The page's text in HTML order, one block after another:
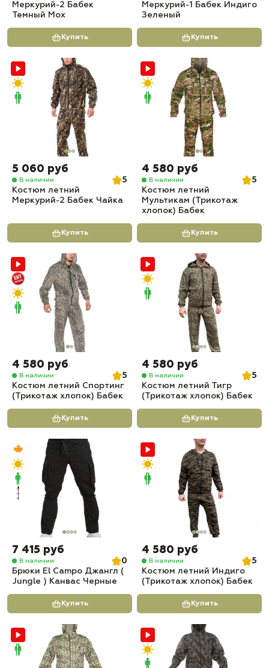
Меркурий-2 Бабек
Темный Мох
Купить
Меркурий-1 Бабек Индиго
Зеленый
Купить
5 060 руб
В наличии
5
Костюм летний
Меркурий-2 Бабек Чайка
Купить
4 580 руб
В наличии
5
Костюм летний
Мультикам (Трикотаж
хлопок) Бабек
Купить
4 580 руб
В наличии
5
Костюм летний Спортинг
(Трикотаж хлопок) Бабек
Купить
4 580 руб
В наличии
5
Костюм летний Тигр
(Трикотаж хлопок) Бабек
Купить
7 415 руб
В наличии
0
Брюки El Campo Джангл (
Jungle ) Канвас Черные
Купить
4 580 руб
В наличии
5
Костюм летний Индиго
(Трикотаж хлопок) Бабек
Купить